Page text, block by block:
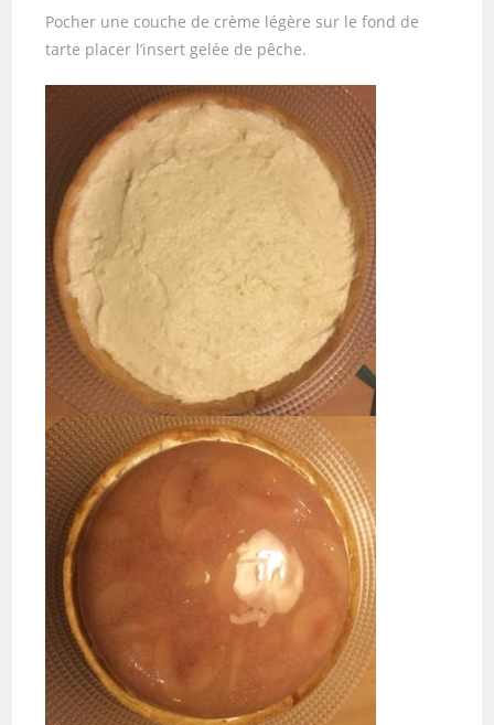
Pocher une couche de crème légère sur le fond de
tarte placer l’insert gelée de pêche.